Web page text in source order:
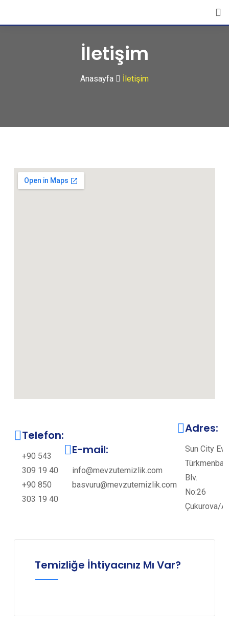
İletişim
Anasayfa İletişim
Telefon:
+90 543
309 19 40
+90 850
303 19 40
E-mail:
info@mevzutemizlik.com
basvuru@mevzutemizlik.com
Adres:
Sun City
Blv.
No:26
Çukurova/
Temizliğe İhtiyacınız Mı Var?